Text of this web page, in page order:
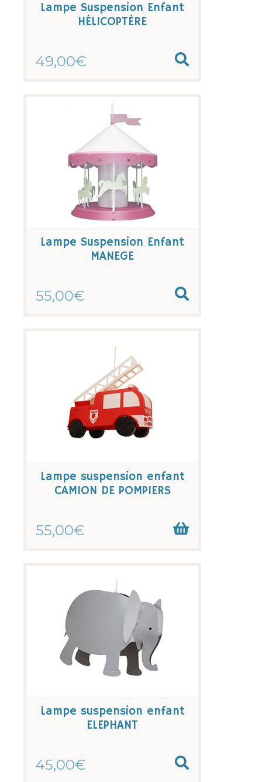
Lampe Suspension Enfant
HÉLICOPTÈRE
49,00€
Lampe Suspension Enfant
MANEGE
55,00€
Lampe suspension enfant
CAMION DE POMPIERS
55,00€
Lampe suspension enfant
ELEPHANT
45,00€